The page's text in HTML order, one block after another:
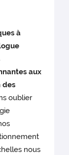
à
aux
des
oublier
nous